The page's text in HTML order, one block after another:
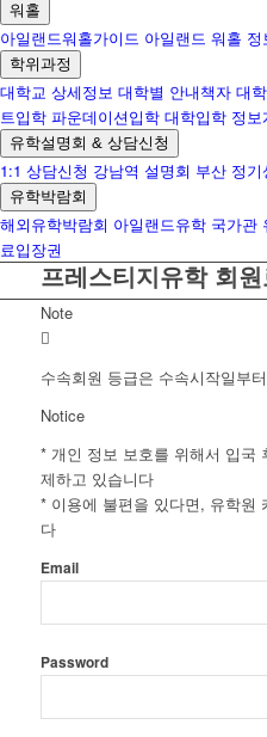
워홀
아일랜드워홀가이드 아일랜드 워홀
학위과정
대학교 상세정보 대학별 안내책자 대
트입학 파운데이션입학 대학입학 정보
유학설명회 & 상담신청
1:1 상담신청 강남역 설명회 부산 정기
유학박람회
해외유학박람회 아일랜드유학 국가관
료입장권
프레스티지유학 회
Note
수속회원 등급은 수속시작일부
Notice
* 개인 정보 보호를 위해서 입국
제하고 있습니다
* 이용에 불편을 있다면, 유학원
다
Email
Password